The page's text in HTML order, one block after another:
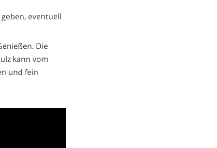
eventuell
Die
kann vom
und fein